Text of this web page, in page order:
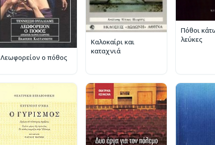
Λεωφορείον ο πόθος
Καλοκαίρι και
καταχνιά
Πόθοι
λεύκες